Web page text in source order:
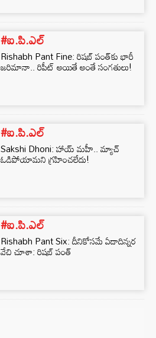
#ఐ.పి.ఎల్
Rishabh Pant Fine: రిషబ్ పంత్‌కు భారీ
జరిమానా.. రిపీట్ అయితే అంతే సంగతులు!
#ఐ.పి.ఎల్
Sakshi Dhoni: హాయ్ మహీ.. మ్యాచ్‌
ఓడిపోయామని గ్రహించలేదు!
#ఐ.పి.ఎల్
Rishabh Pant Six: దీనికోసమే ఏడాదిన్నర
వేచి చూశా: రిషబ్ పంత్